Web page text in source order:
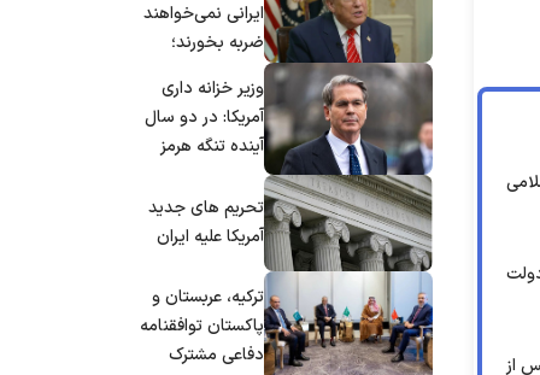
از
ایرانی نمی‌خواهند
ضربه بخورند؛
توافق برسند
وزیر خزانه داری
آمریکا: در دو سال
آینده تنگه هرمز
شد
تحریم های جدید
آمریکا علیه ایران
ترکیه، عربستان و
پاکستان توافقنامه
دفاعی مشترک